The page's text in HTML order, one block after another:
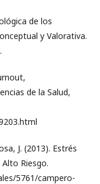
de los
y Valorativa.
de la Salud,
J. (2013). Estrés
Riesgo.
5761/campero-